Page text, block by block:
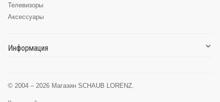
Телевизоры
Аксессуары
Информация
Доставка и оплата
© 2004 – 2026 Магазин SCHAUB LORENZ.